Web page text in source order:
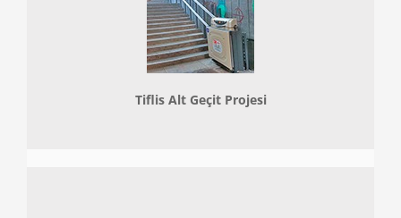
Tiflis Alt Geçit Projesi